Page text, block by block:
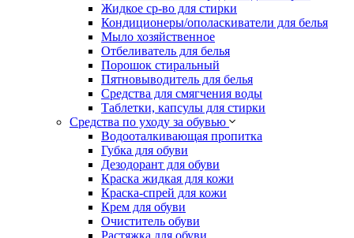
Жидкое ср-во для стирки
Кондиционеры/ополаскиватели для белья
Мыло хозяйственное
Отбеливатель для белья
Порошок стиральный
Пятновыводитель для белья
Средства для смягчения воды
Таблетки, капсулы для стирки
Средства по уходу за обувью
Водооталкивающая пропитка
Губка для обуви
Дезодорант для обуви
Краска жидкая для кожи
Краска-спрей для кожи
Крем для обуви
Очиститель обуви
Растяжка для обуви